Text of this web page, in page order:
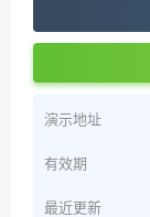
演示地址
有效期
最近更新